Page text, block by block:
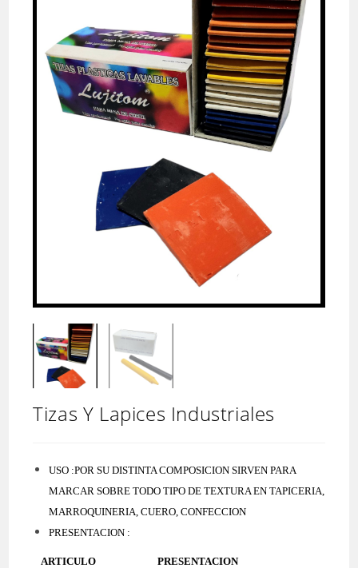
Tizas Y Lapices Industriales
USO :POR SU DISTINTA COMPOSICION SIRVEN PARA
MARCAR SOBRE TODO TIPO DE TEXTURA EN TAPICERIA,
MARROQUINERIA, CUERO, CONFECCION
PRESENTACION :
ARTICULO PRESENTACION